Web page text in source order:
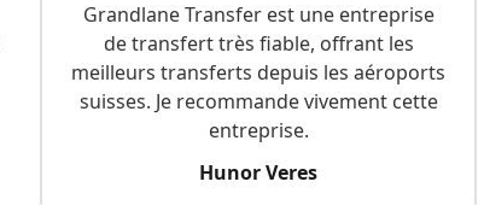
Grandlane Transfer est une entreprise
de transfert très fiable, offrant les
meilleurs transferts depuis les aéroports
suisses. Je recommande vivement cette
entreprise.
Hunor Veres